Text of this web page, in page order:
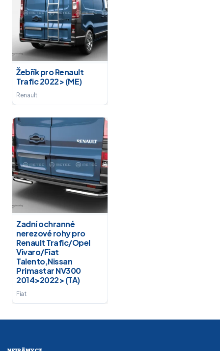
Žebřík pro Renault
Trafic 2022> (ME)
Renault
Zadní ochranné
nerezové rohy pro
Renault Trafic/Opel
Vivaro/Fiat
Talento,Nissan
Primastar NV300
2014>2022> (TA)
Fiat